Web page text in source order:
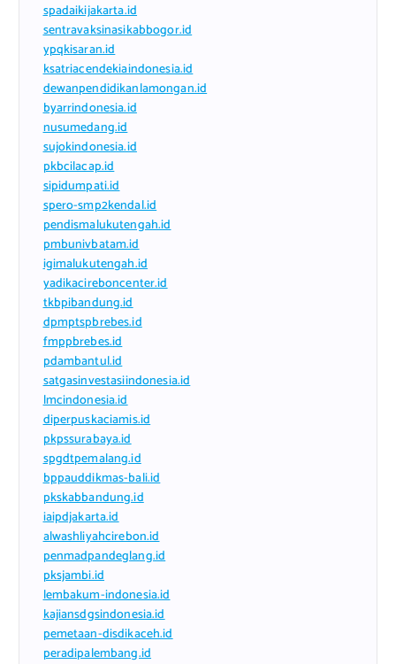
spadaikijakarta.id
sentravaksinasikabbogor.id
ypqkisaran.id
ksatriacendekiaindonesia.id
dewanpendidikanlamongan.id
byarrindonesia.id
nusumedang.id
sujokindonesia.id
pkbcilacap.id
sipidumpati.id
spero-smp2kendal.id
pendismalukutengah.id
pmbunivbatam.id
igimalukutengah.id
yadikacireboncenter.id
tkbpibandung.id
dpmptspbrebes.id
fmppbrebes.id
pdambantul.id
satgasinvestasiindonesia.id
lmcindonesia.id
diperpuskaciamis.id
pkpssurabaya.id
spgdtpemalang.id
bppauddikmas-bali.id
pkskabbandung.id
iaipdjakarta.id
alwashliyahcirebon.id
penmadpandeglang.id
pksjambi.id
lembakum-indonesia.id
kajiansdgsindonesia.id
pemetaan-disdikaceh.id
peradipalembang.id